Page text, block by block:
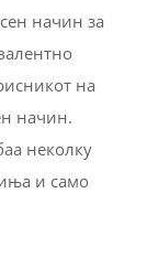
начин за
на
начин.
неколку
и само